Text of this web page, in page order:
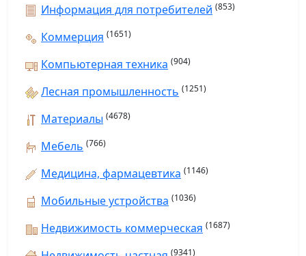
Информация для потребителей (853)
Коммерция (1651)
Компьютерная техника (904)
Лесная промышленность (1251)
Материалы (4678)
Мебель (766)
Медицина, фармацевтика (1146)
Мобильные устройства (1036)
Недвижимость коммерческая (1687)
(9341)